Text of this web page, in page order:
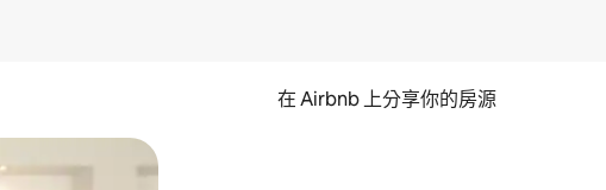
在 Airbnb 上分享你的房源